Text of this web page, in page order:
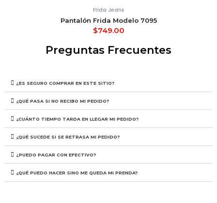
Frida Jeans
Pantalón Frida Modelo 7095
$749.00
Preguntas Frecuentes
¿ES SEGURO COMPRAR EN ESTE SITIO?
¿QUÉ PASA SI NO RECIBO MI PEDIDO?
¿CUÁNTO TIEMPO TARDA EN LLEGAR MI PEDIDO?
¿QUÉ SUCEDE SI SE RETRASA MI PEDIDO?
¿PUEDO PAGAR CON EFECTIVO?
¿QUÉ PUEDO HACER SINO ME QUEDA MI PRENDA?